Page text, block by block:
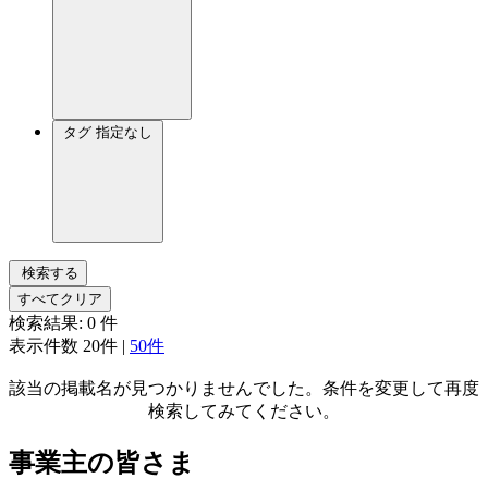
タグ 指定なし
検索する
すべてクリア
検索結果: 0 件
表示件数 20件 | 50件
該当の掲載名が見つかりませんでした。条件を変更して再度
検索してみてください。
事業主の皆さま